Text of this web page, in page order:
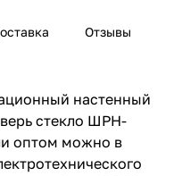
Отзывы
настенный
стекло ШРН-
оптом можно в